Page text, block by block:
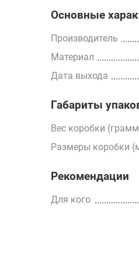
Основные
Производитель
Материал
Дата выхода
Габариты
Вес коробки
Размеры коробки
Рекомендации
Для кого